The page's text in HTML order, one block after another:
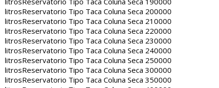
litrosReservatorio Tipo Taca Coluna Seca 200000
litrosReservatorio Tipo Taca Coluna Seca 210000
litrosReservatorio Tipo Taca Coluna Seca 220000
litrosReservatorio Tipo Taca Coluna Seca 230000
litrosReservatorio Tipo Taca Coluna Seca 240000
litrosReservatorio Tipo Taca Coluna Seca 250000
litrosReservatorio Tipo Taca Coluna Seca 300000
litrosReservatorio Tipo Taca Coluna Seca 350000